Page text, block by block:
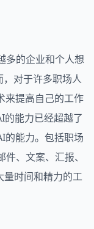
多的企业和个人想
对于许多职场人
来提高自己的工作
的能力已经超越了
的能力。包括职场
、文案、汇报、
量时间和精力的工